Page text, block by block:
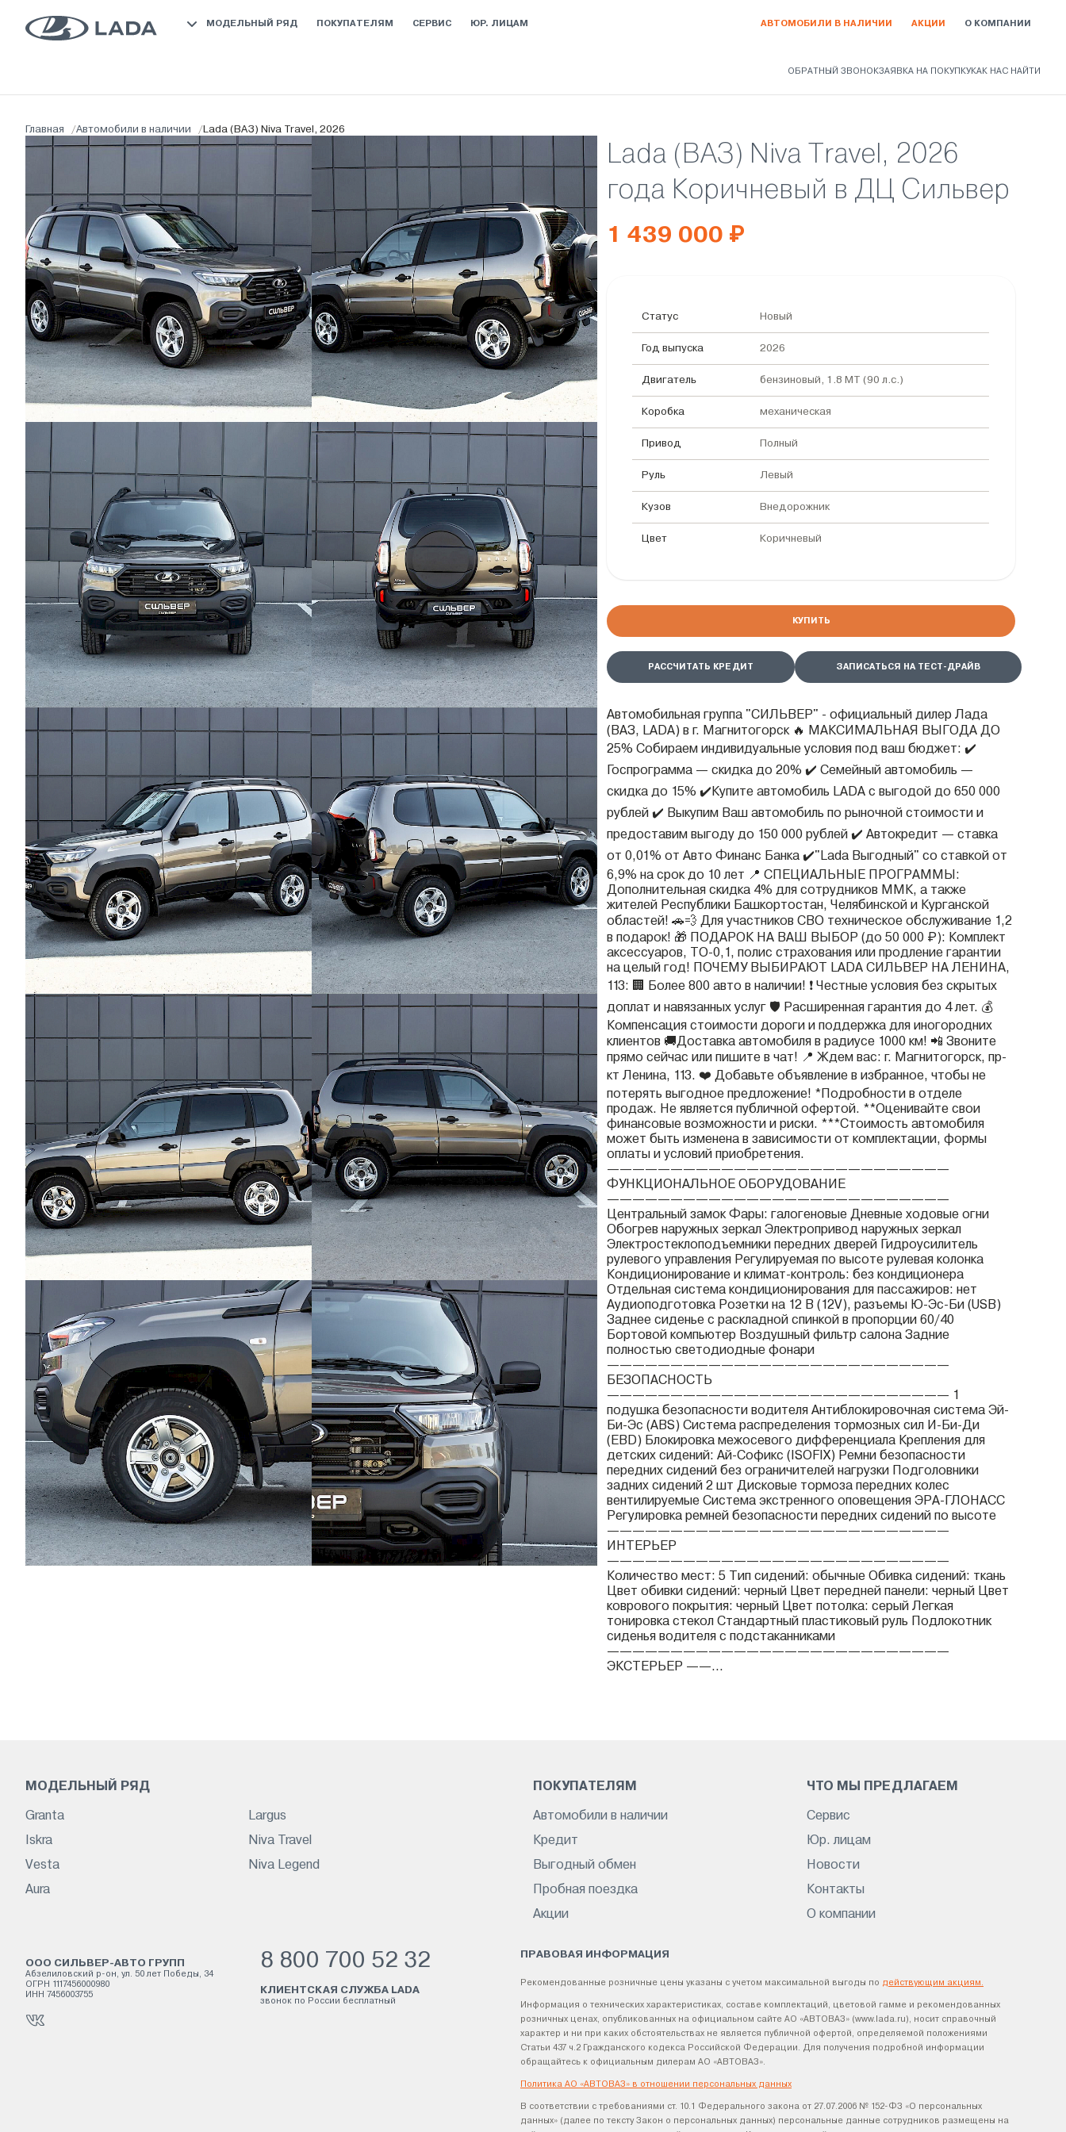
МОДЕЛЬНЫЙ РЯД ПОКУПАТЕЛЯМ СЕРВИС ЮР. ЛИЦАМ АВТОМОБИЛИ В НАЛИЧИИ АКЦИИ О КОМПАНИИ
ОБРАТНЫЙ ЗВОНОКЗАЯВКА НА ПОКУПКУ КАК НАС НАЙТИ
Главная /Автомобили в наличии / Lada (ВАЗ) Niva Travel, 2026
Lada (ВАЗ) Niva Travel, 2026
года Коричневый в ДЦ Сильвер
1 439 000 ₽
Статус Новый
Год выпуска 2026
Двигатель бензиновый, 1.8 MT (90 л.с.)
Коробка механическая
Привод Полный
Руль Левый
Кузов Внедорожник
Цвет Коричневый
КУПИТЬ
РАССЧИТАТЬ КРЕДИТ ЗАПИСАТЬСЯ НА ТЕСТ-ДРАЙВ
Автомобильная группа "СИЛЬВЕР" - официальный дилер Лада
(ВАЗ, LADA) в г. Магнитогорск 🔥 МАКСИМАЛЬНАЯ ВЫГОДА ДО
25% Собираем индивидуальные условия под ваш бюджет: ✔️
Госпрограмма — скидка до 20% ✔️ Семейный автомобиль —
скидка до 15% ✔️Купите автомобиль LADA с выгодой до 650 000
рублей ✔️ Выкупим Ваш автомобиль по рыночной стоимости и
предоставим выгоду до 150 000 рублей ✔️ Автокредит — ставка
от 0,01% от Авто Финанс Банка ✔️"Lada Выгодный" со ставкой от
6,9% на срок до 10 лет 📍 СПЕЦИАЛЬНЫЕ ПРОГРАММЫ:
Дополнительная скидка 4% для сотрудников ММК, а также
жителей Республики Башкортостан, Челябинской и Курганской
областей! 🚗💨 Для участников СВО техническое обслуживание 1,2
в подарок! 🎁 ПОДАРОК НА ВАШ ВЫБОР (до 50 000 ₽): Комплект
аксессуаров, ТО-0,1, полис страхования или продление гарантии
на целый год! ПОЧЕМУ ВЫБИРАЮТ LADA СИЛЬВЕР НА ЛЕНИНА,
113: 🏢 Более 800 авто в наличии! ❗️ Честные условия без скрытых
доплат и навязанных услуг 🛡️ Расширенная гарантия до 4 лет. 💰
Компенсация стоимости дороги и поддержка для иногородних
клиентов 🚚Доставка автомобиля в радиусе 1000 км! 📲 Звоните
прямо сейчас или пишите в чат! 📍 Ждем вас: г. Магнитогорск, пр-
кт Ленина, 113. ❤️ Добавьте объявление в избранное, чтобы не
потерять выгодное предложение! *Подробности в отделе
продаж. Не является публичной офертой. **Оценивайте свои
финансовые возможности и риски. ***Стоимость автомобиля
может быть изменена в зависимости от комплектации, формы
оплаты и условий приобретения.
———————————————————————————
ФУНКЦИОНАЛЬНОЕ ОБОРУДОВАНИЕ
———————————————————————————
Центральный замок Фары: галогеновые Дневные ходовые огни
Обогрев наружных зеркал Электропривод наружных зеркал
Электростеклоподъемники передних дверей Гидроусилитель
рулевого управления Регулируемая по высоте рулевая колонка
Кондиционирование и климат-контроль: без кондиционера
Отдельная система кондиционирования для пассажиров: нет
Аудиоподготовка Розетки на 12 В (12V), разъемы Ю-Эс-Би (USB)
Заднее сиденье с раскладной спинкой в пропорции 60/40
Бортовой компьютер Воздушный фильтр салона Задние
полностью светодиодные фонари
———————————————————————————
БЕЗОПАСНОСТЬ
——————————————————————————— 1
подушка безопасности водителя Антиблокировочная система Эй-
Би-Эс (ABS) Система распределения тормозных сил И-Би-Ди
(EBD) Блокировка межосевого дифференциала Крепления для
детских сидений: Ай-Софикс (ISOFIX) Ремни безопасности
передних сидений без ограничителей нагрузки Подголовники
задних сидений 2 шт Дисковые тормоза передних колес
вентилируемые Система экстренного оповещения ЭРА-ГЛОНАСС
Регулировка ремней безопасности передних сидений по высоте
———————————————————————————
ИНТЕРЬЕР
———————————————————————————
Количество мест: 5 Тип сидений: обычные Обивка сидений: ткань
Цвет обивки сидений: черный Цвет передней панели: черный Цвет
коврового покрытия: черный Цвет потолка: серый Легкая
тонировка стекол Стандартный пластиковый руль Подлокотник
сиденья водителя с подстаканниками
———————————————————————————
ЭКСТЕРЬЕР ——...
МОДЕЛЬНЫЙ РЯД
Granta
Iskra
Vesta
Aura
Largus
Niva Travel
Niva Legend
ПОКУПАТЕЛЯМ
Автомобили в наличии
Кредит
Выгодный обмен
Пробная поездка
Акции
ЧТО МЫ ПРЕДЛАГАЕМ
Сервис
Юр. лицам
Новости
Контакты
О компании
ООО СИЛЬВЕР-АВТО ГРУПП
Абзелиловский р-он, ул. 50 лет Победы, 34
ОГРН 1117456000980
ИНН 7456003755
8 800 700 52 32
КЛИЕНТСКАЯ СЛУЖБА LADA
звонок по России бесплатный
ПРАВОВАЯ ИНФОРМАЦИЯ
Рекомендованные розничные цены указаны с учетом максимальной выгоды по действующим акциям.
Информация о технических характеристиках, составе комплектаций, цветовой гамме и рекомендованных
розничных ценах, опубликованных на официальном сайте АО «АВТОВАЗ» (www.lada.ru), носит справочный
характер и ни при каких обстоятельствах не является публичной офертой, определяемой положениями
Статьи 437 ч.2 Гражданского кодекса Российской Федерации. Для получения подробной информации
обращайтесь к официальным дилерам АО «АВТОВАЗ».
Политика АО «АВТОВАЗ» в отношении персональных данных
В соответствии с требованиями ст. 10.1 Федерального закона от 27.07.2006 № 152-ФЗ «О персональных
данных» (далее по тексту Закон о персональных данных) персональные данные сотрудников размещены на